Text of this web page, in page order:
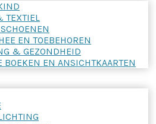
TEXTIEL
EN TOEBEHOREN
& GEZONDHEID
BOEKEN EN ANSICHTKAARTEN